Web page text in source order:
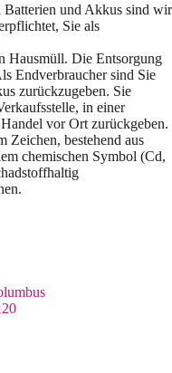
Batterien und Akkus sind wir
Sie als
Hausmüll. Die Entsorgung
Endverbraucher sind Sie
zurückzugeben. Sie
in einer
vor Ort zurückgeben.
Zeichen, bestehend aus
chemischen Symbol (Cd,